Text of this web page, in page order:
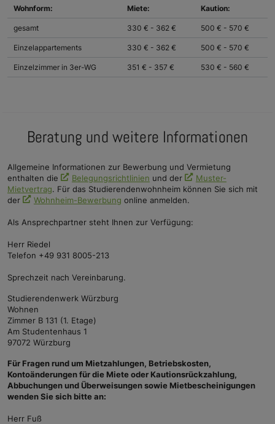
Wohnform: Miete: Kaution:
gesamt 330 € - 362 € 500 € - 570 €
Einzelappartements 330 € - 362 € 500 € - 570 €
Einzelzimmer in 3er-WG 351 € - 357 € 530 € - 560 €
Beratung und weitere Informationen
Allgemeine Informationen zur Bewerbung und Vermietung
enthalten die
Belegungsrichtlinien und der
Muster-
Mietvertrag. Für das Studierendenwohnheim können Sie sich mit
der
Wohnheim-Bewerbung online anmelden.
Als Ansprechpartner steht Ihnen zur Verfügung:
Herr Riedel
Telefon +49 931 8005-213
Sprechzeit nach Vereinbarung.
Studierendenwerk Würzburg
Wohnen
Zimmer B 131 (1. Etage)
Am Studentenhaus 1
97072 Würzburg
Für Fragen rund um Mietzahlungen, Betriebskosten,
Kontoänderungen für die Miete oder Kautionsrückzahlung,
Abbuchungen und Überweisungen sowie Mietbescheinigungen
wenden Sie sich bitte an:
Herr Fuß